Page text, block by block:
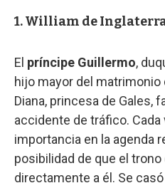
1. William de
El príncipe Guillermo,
hijo mayor del matrimonio
Diana, princesa de Gales,
accidente de tráfico.
importancia en la agenda
posibilidad de que el trono
directamente a él. Se